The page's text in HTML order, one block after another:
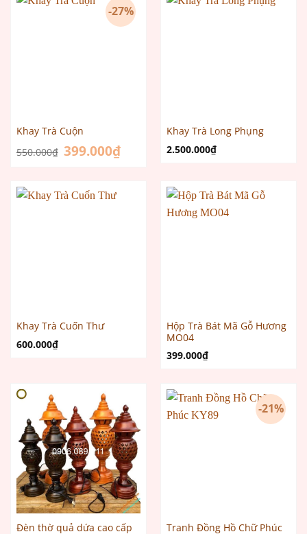
-27%
Khay Trà Cuộn
550.000₫ Giá
gốc
399.000₫Giá
hiện
Khay Trà Long Phụng
2.500.000₫
Khay Trà Cuốn Thư
600.000₫
Hộp Trà Bát Mã Gỗ Hương
MO04
399.000₫
Đèn thờ quả dứa cao cấp
-21%
Tranh Đồng Hồ Chữ Phúc